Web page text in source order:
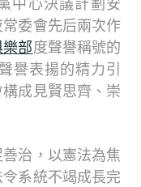
委會先后兩次作
部度聲譽稱號的
譽表揚的精力引
成見賢思齊、崇
善治，以憲法為焦
系統不竭成長完